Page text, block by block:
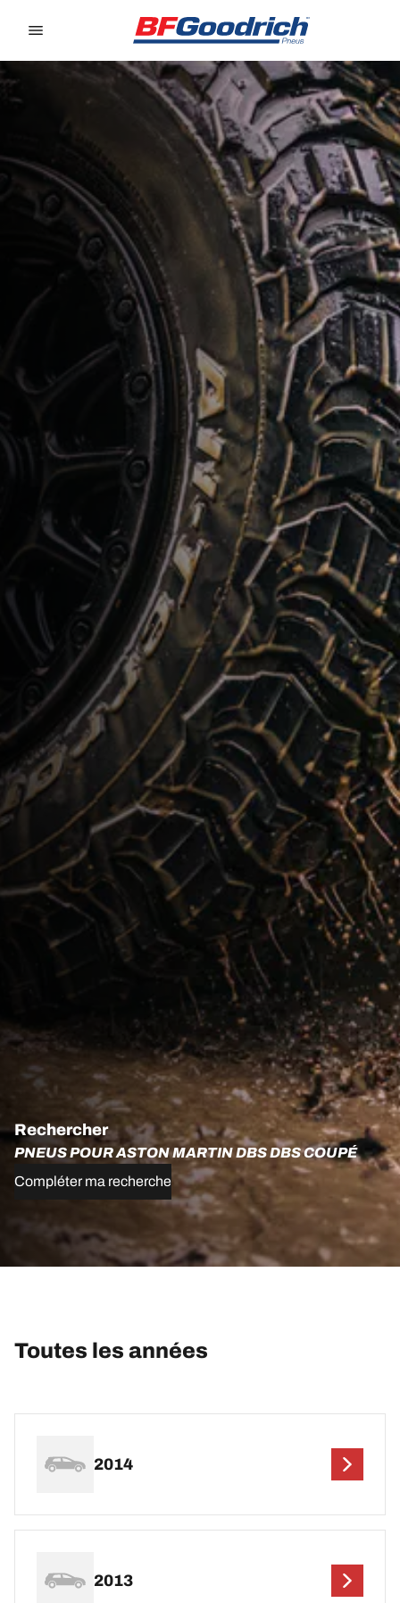
Rechercher
PNEUS POUR ASTON MARTIN DBS DBS COUPÉ
Compléter ma recherche
Toutes les années
2014
2013